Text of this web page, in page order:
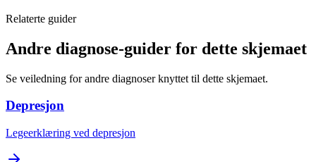
Relaterte guider
Andre diagnose-guider for dette skjemaet
Se veiledning for andre diagnoser knyttet til dette skjemaet.
Depresjon
Legeerklæring ved depresjon